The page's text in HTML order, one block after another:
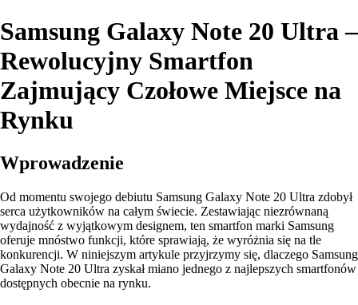
Samsung Galaxy Note 20 Ultra –
Rewolucyjny Smartfon
Zajmujący Czołowe Miejsce na
Rynku
Wprowadzenie
Od momentu swojego debiutu Samsung Galaxy Note 20 Ultra zdobył
serca użytkowników na całym świecie. Zestawiając niezrównaną
wydajność z wyjątkowym designem, ten smartfon marki Samsung
oferuje mnóstwo funkcji, które sprawiają, że wyróżnia się na tle
konkurencji. W niniejszym artykule przyjrzymy się, dlaczego Samsung
Galaxy Note 20 Ultra zyskał miano jednego z najlepszych smartfonów
dostępnych obecnie na rynku.